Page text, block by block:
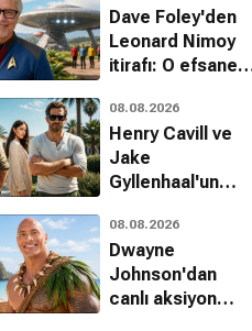
Dave Foley'den
Leonard Nimoy
itirafı: O efsanevi
unutamadı
08.08.2026
Henry Cavill ve
Jake
Gyllenhaal'un
olduğu In the
Grey filminin
tarihi açıklandı
08.08.2026
Dwayne
Johnson'dan
canlı aksiyon